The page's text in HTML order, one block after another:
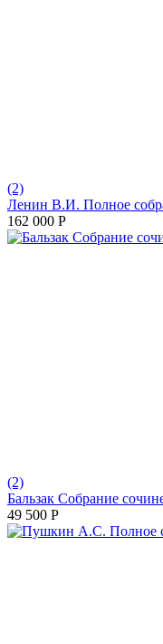
(2)
Ленин В.И. Полное
162 000 Р
(2)
Бальзак Собрание
49 500 Р